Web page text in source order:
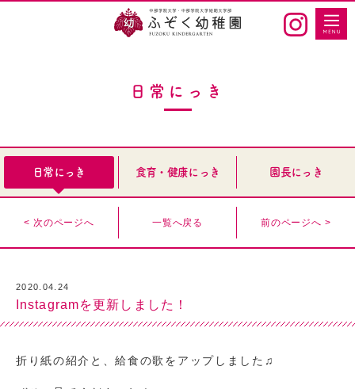
日常にっき
日常にっき 食育・健康にっき 園長にっき
< 次のページへ 一覧へ戻る 前のページへ >
2020.04.24
Instagramを更新しました！
折り紙の紹介と、給食の歌をアップしました♫